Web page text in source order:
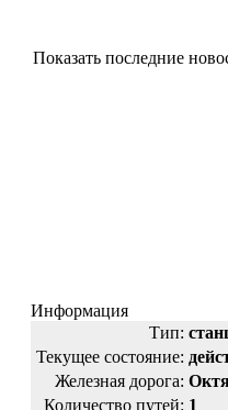
Показать последние
Информация
Тип:
Текущее состояние:
Железная дорога:
Количество путей: 1